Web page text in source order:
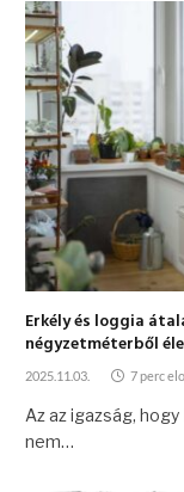
Erkély és loggia
négyzetméterből
2025.11.03. 7 perc
Az az igazság,
nem…